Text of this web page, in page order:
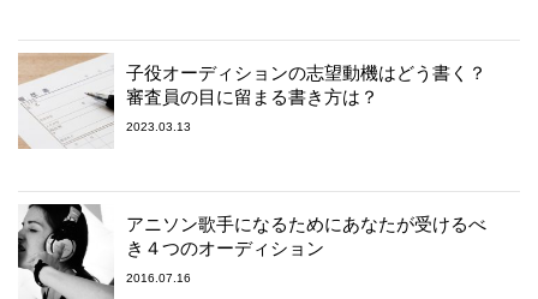
子役オーディションの志望動機はどう書く？
審査員の目に留まる書き方は？
2023.03.13
アニソン歌手になるためにあなたが受けるべ
き４つのオーディション
2016.07.16